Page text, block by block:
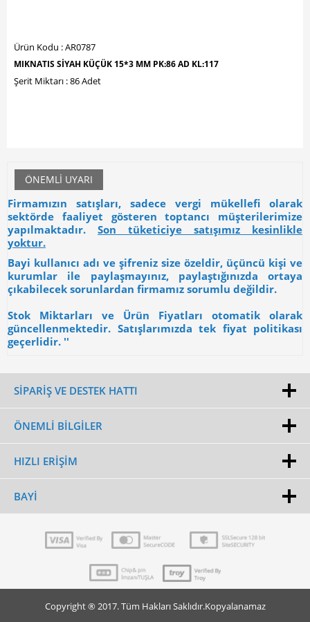
Ürün Kodu : AR0787
MIKNATIS SİYAH KÜÇÜK 15*3 MM PK:86 AD KL:117
Şerit Miktarı : 86 Adet
ÖNEMLI UYARI
Firmamızın satışları, sadece vergi mükellefi olarak
sektörde faaliyet gösteren toptancı müşterilerimize
yapılmaktadır. Son tüketiciye satışımız kesinlikle
yoktur.
Bayi kullanıcı adı ve şifreniz size özeldir, üçüncü kişi ve
kurumlar ile paylaşmayınız, paylaştığınızda ortaya
çıkabilecek sorunlardan firmamız sorumlu değildir.
Stok Miktarları ve Ürün Fiyatları otomatik olarak
güncellenmektedir. Satışlarımızda tek fiyat politikası
geçerlidir. ''
SİPARİŞ VE DESTEK HATTI
ÖNEMLI BILGILER
HIZLI ERIŞIM
BAYI
Copyright ® 2017. Tüm Hakları Saklıdır.Kopyalanamaz